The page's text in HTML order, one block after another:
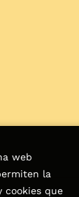
web
la
cookies que